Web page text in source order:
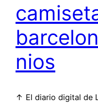
nios
↑ El diario digital de